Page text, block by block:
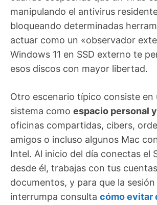
manipulando el antivirus
bloqueando determinadas
actuar como un «observador
Windows 11 en SSD externo te
esos discos con mayor libertad.
Otro escenario típico consiste en
sistema como espacio personal
oficinas compartidas, cibers,
amigos o incluso algunos Mac
Intel. Al inicio del día conectas el
desde él, trabajas con tus
documentos, y para que la
interrumpa consulta cómo evitar